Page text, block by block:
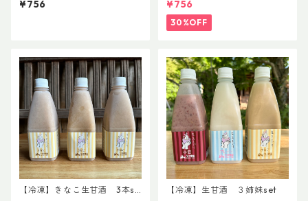
¥756 ¥756
30%OFF
【冷凍】きなこ生甘酒 3本se
【冷凍】生甘酒 ３姉妹set